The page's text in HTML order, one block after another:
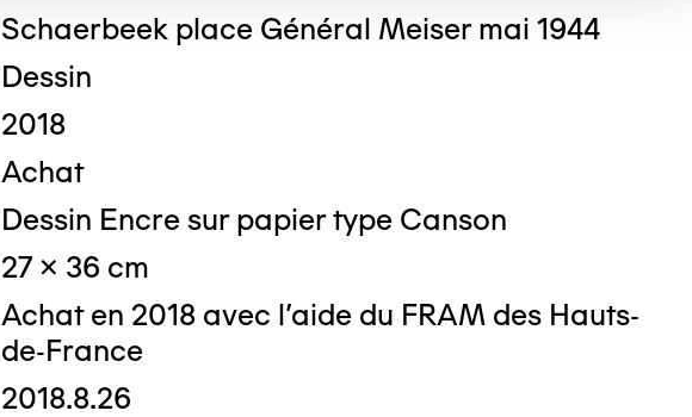
Schaerbeek place Général Meiser mai 1944
Dessin
2018
Achat
Dessin Encre sur papier type Canson
27 x 36 cm
Achat en 2018 avec l'aide du FRAM des Hauts-
de-France
2018.8.26